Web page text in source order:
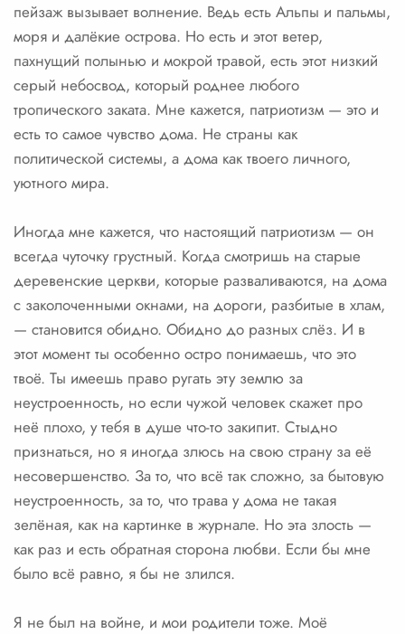
пейзаж вызывает волнение. Ведь есть Альпы и пальмы,
моря и далёкие острова. Но есть и этот ветер,
пахнущий полынью и мокрой травой, есть этот низкий
серый небосвод, который роднее любого
тропического заката. Мне кажется, патриотизм — это и
есть то самое чувство дома. Не страны как
политической системы, а дома как твоего личного,
уютного мира.
Иногда мне кажется, что настоящий патриотизм — он
всегда чуточку грустный. Когда смотришь на старые
деревенские церкви, которые разваливаются, на дома
с заколоченными окнами, на дороги, разбитые в хлам,
— становится обидно. Обидно до разных слёз. И в
этот момент ты особенно остро понимаешь, что это
твоё. Ты имеешь право ругать эту землю за
неустроенность, но если чужой человек скажет про
неё плохо, у тебя в душе что-то закипит. Стыдно
признаться, но я иногда злюсь на свою страну за её
несовершенство. За то, что всё так сложно, за бытовую
неустроенность, за то, что трава у дома не такая
зелёная, как на картинке в журнале. Но эта злость —
как раз и есть обратная сторона любви. Если бы мне
было всё равно, я бы не злился.
Я не был на войне, и мои родители тоже. Моё